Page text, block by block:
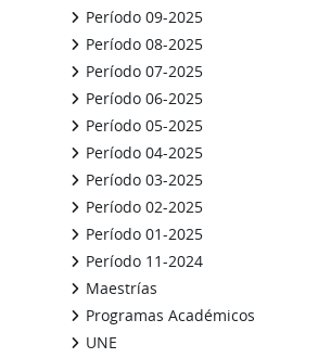
Período 09-2025
Período 08-2025
Período 07-2025
Período 06-2025
Período 05-2025
Período 04-2025
Período 03-2025
Período 02-2025
Período 01-2025
Período 11-2024
Maestrías
Programas Académicos
UNE